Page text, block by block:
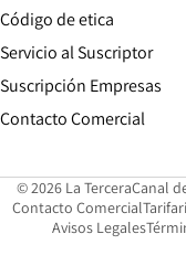
Código de etica Opens
Servicio al Suscriptor
Suscripción Empresas
Contacto Comercial
© 2026 La TerceraCanal
Contacto Comercial
Avisos Legales